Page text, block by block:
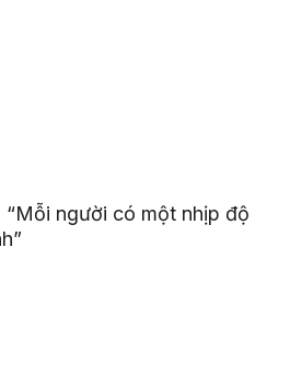
người có một nhịp độ